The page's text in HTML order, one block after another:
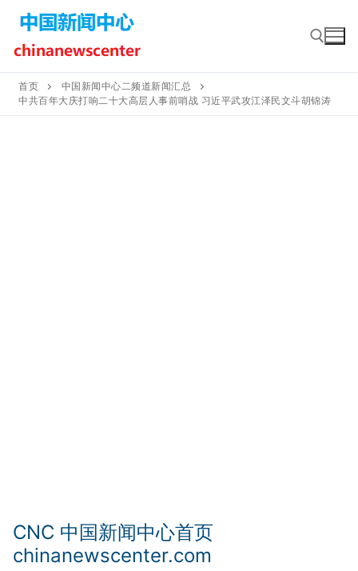
content
Search for:
首页
中国新闻中心二频道新闻汇总
中共百年大庆打响二十大高层人事前哨战 习近平武攻江泽民文斗胡锦涛
CNC 中国新闻中心首页
chinanewscenter.com